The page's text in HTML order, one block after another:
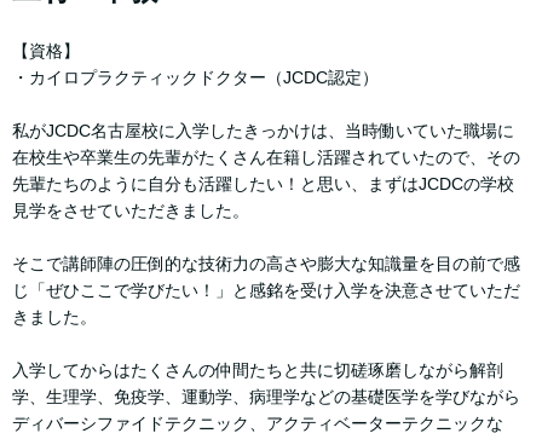
【資格】
・カイロプラクティックドクター（JCDC認定）
私がJCDC名古屋校に入学したきっかけは、当時働いていた職場に
在校生や卒業生の先輩がたくさん在籍し活躍されていたので、その
先輩たちのように自分も活躍したい！と思い、まずはJCDCの学校
見学をさせていただきました。
そこで講師陣の圧倒的な技術力の高さや膨大な知識量を目の前で感
じ「ぜひここで学びたい！」と感銘を受け入学を決意させていただ
きました。
入学してからはたくさんの仲間たちと共に切磋琢磨しながら解剖
学、生理学、免疫学、運動学、病理学などの基礎医学を学びながら
ディバーシファイドテクニック、アクティベーターテクニックな